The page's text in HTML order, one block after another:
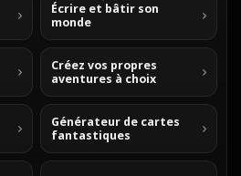
Écrire et bâtir son
monde
Créez vos propres
aventures à choix
Générateur de cartes
fantastiques